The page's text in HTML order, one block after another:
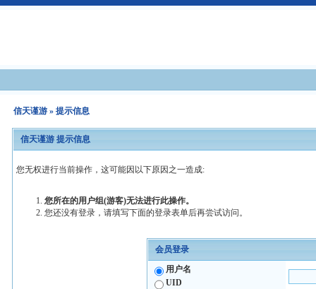
信天谨游 » 提示信息
信天谨游 提示信息
您无权进行当前操作，这可能因以下原因之一造成:
您所在的用户组(游客)无法进行此操作。
您还没有登录，请填写下面的登录表单后再尝试访问。
会员登录
用户名
UID